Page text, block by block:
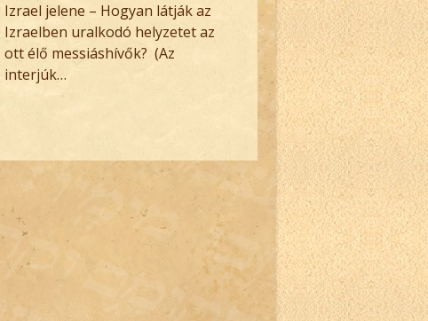
Izrael jelene – Hogyan látják az
Izraelben uralkodó helyzetet az
ott élő messiáshívők? (Az
interjúk…